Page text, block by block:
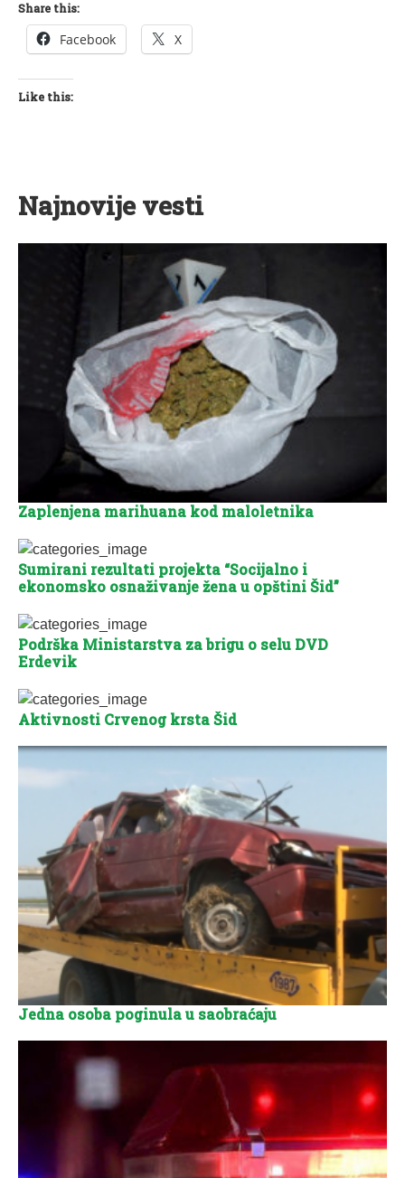
Share this:
Facebook X
Like this:
Najnovije vesti
Zaplenjena marihuana kod maloletnika
Sumirani rezultati projekta “Socijalno i
ekonomsko osnaživanje žena u opštini Šid”
Podrška Ministarstva za brigu o selu DVD
Erdevik
Aktivnosti Crvenog krsta Šid
Jedna osoba poginula u saobraćaju